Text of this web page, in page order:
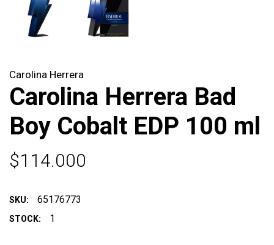
Carolina Herrera
Carolina Herrera Bad
Boy Cobalt EDP 100 ml
$114.000
SKU: 65176773
STOCK: 1